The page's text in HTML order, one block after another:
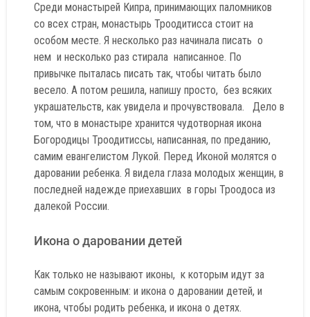
Среди монастырей Кипра, принимающих паломников
со всех стран, монастырь Троодитисса стоит на
особом месте. Я несколько раз начинала писать о
нем и несколько раз стирала написанное. По
привычке пыталась писать так, чтобы читать было
весело. А потом решила, напишу просто, без всяких
украшательств, как увидела и прочувствовала. Дело в
том, что в монастыре хранится чудотворная икона
Богородицы Троодитиссы, написанная, по преданию,
самим евангелистом Лукой. Перед Иконой молятся о
даровании ребенка. Я видела глаза молодых женщин, в
последней надежде приехавших в горы Троодоса из
далекой России.
Икона о даровании детей
Как только не называют иконы, к которым идут за
самым сокровенным: и икона о даровании детей, и
икона, чтобы родить ребенка, и икона о детях.